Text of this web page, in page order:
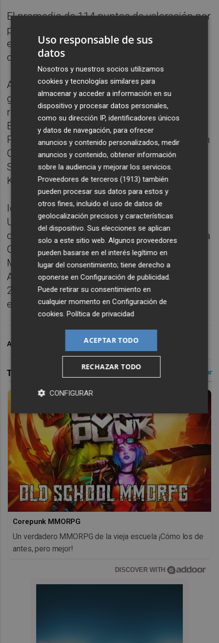
El promedio de 114 puntos de valoración por
partido sí que es el más alto de cualquier
equipo en esta segunda máxima
competición del baloncesto europeo.
Además del propio Pedro Martínez, que lo
ganó con el Valencia en 2017, también han
recibido este galardón Oktay Mahmuti con
Benetton Treviso en 2009, Ilias Zouros con
Panellinios en 2010, Aleksandar Petrovic con
Cedevita Zagreb en 2011, Jure Zdovc del
Spartak St. Petersburg en 2012 o Fotis
Katsikaris en el Uxue Bilbao Basket en 2013.
Igualmente lo hicieron Andrea Trinchieri del
UNICS Kazan en 2014, Maurizio Buscaglia
con el Dolomiti Energia Trento en 2016, Sasa
Obradovic del Lokomotiv Kuban en 2018,
Mitrovic con el AS Monaco en 2021, Dusan
Alimpijevic en el Frutti Extra Bursaspor en
2022, Erdem Can del Turk Telekom Ankara
en 2023 y Tuomas Iisalo del Paris en 2024.
ARCHIVADO EN VALENCIA BASKET
Corepunk MMORPG
Un verdadero MMORPG de la vieja escuela ¡Cómo los de
antes, pero mejor!
DISCOVER WITH
Uso responsable de sus
datos
Nosotros y nuestros socios utilizamos
cookies y tecnologías similares para
almacenar y acceder a información en su
dispositivo y procesar datos personales,
como su dirección IP, identificadores únicos
y datos de navegación, para ofrecer
anuncios y contenido personalizados, medir
anuncios y contenido, obtener información
sobre la audiencia y mejorar los servicios.
Proveedores de terceros (1913) también
pueden procesar sus datos para estos y
otros fines, incluido el uso de datos de
geolocalización precisos y características
del dispositivo. Sus elecciones se aplican
solo a este sitio web. Algunos proveedores
pueden basarse en el interés legítimo en
lugar del consentimiento; tiene derecho a
oponerse enConfiguración de publicidad
Puede retirar su consentimiento en
cualquier momento enConfiguración de
cookies .Política de privacidad
ACEPTAR TODO
RECHAZAR TODO
CONFIGURAR